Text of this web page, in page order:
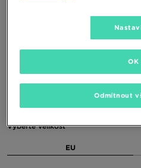
(Nejnižší cena za
3790 Kč -16% (Původní cena)
Vyberte velikost
EU
Odmítnout
OK